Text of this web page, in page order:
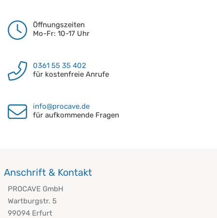
Öffnungszeiten
Mo-Fr: 10-17 Uhr
0361 55 35 402
für kostenfreie Anrufe
info@procave.de
für aufkommende Fragen
Anschrift & Kontakt
PROCAVE GmbH
Wartburgstr. 5
99094 Erfurt